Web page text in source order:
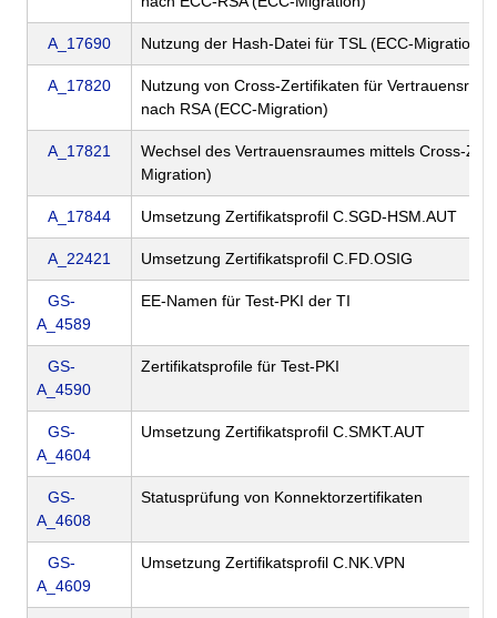
A_17690 Nutzung der Hash-Datei für TSL (ECC-Migration)
A_17820
Nutzung von Cross-Zertifikaten für
nach RSA (ECC-Migration)
A_17821
Wechsel des Vertrauensraumes mittels Cross-
Migration)
A_17844 Umsetzung Zertifikatsprofil C.SGD-HSM.AUT
A_22421 Umsetzung Zertifikatsprofil C.FD.OSIG
GS-
A_4589
EE-Namen für Test-PKI der TI
GS-
A_4590
Zertifikatsprofile für Test-PKI
GS-
A_4604
Umsetzung Zertifikatsprofil C.SMKT.AUT
GS-
A_4608
Statusprüfung von Konnektorzertifikaten
GS-
A_4609
Umsetzung Zertifikatsprofil C.NK.VPN